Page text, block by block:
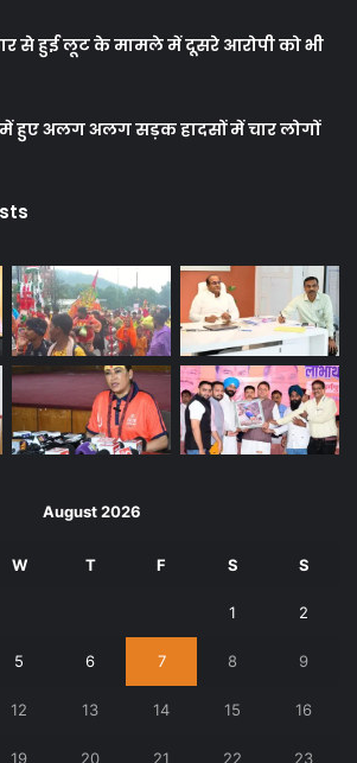
से हुई लूट के मामले में दूसरे आरोपी को भी
हुए अलग अलग सड़क हादसों में चार लोगों
August 2026
W T F S S
1 2
5 6 7 8 9
12 13 14 15 16
19 20 21 22 23